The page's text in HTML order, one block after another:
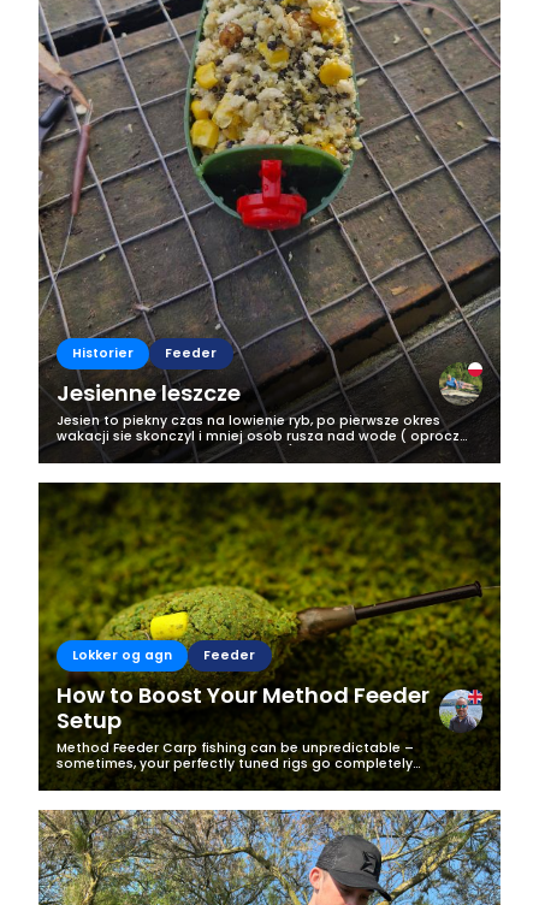
Historier Feeder
Jesienne leszcze
Jesien to piekny czas na lowienie ryb, po pierwsze okres
wakacji sie skonczyl i mniej osob rusza nad wode ( oprocz
zapalonych wedkarzy oczywiscie;), po drugie ryby ciagle
zeruja i zwiekszaj swoja...
Lokker og agn Feeder
How to Boost Your Method Feeder
Setup
Method Feeder Carp fishing can be unpredictable –
sometimes, your perfectly tuned rigs go completely
unnoticed by the fish. I recently experienced this firsthand
when my standard method feeder...